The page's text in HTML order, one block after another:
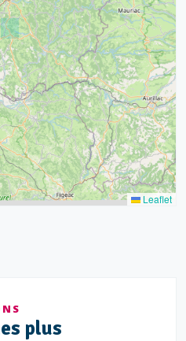
15
21
68
Leaflet
plus